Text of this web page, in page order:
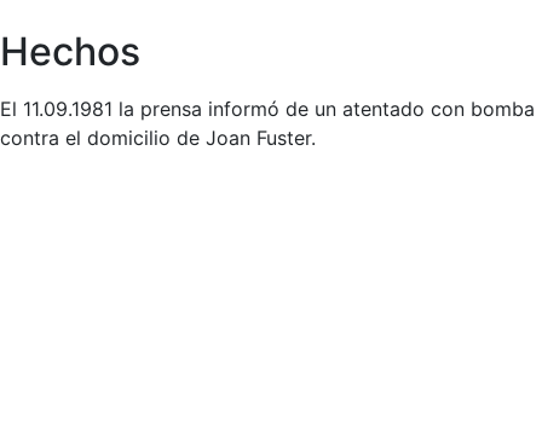
Hechos
El 11.09.1981 la prensa informó de un atentado con bomba
contra el domicilio de Joan Fuster.